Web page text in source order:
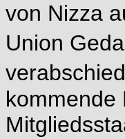
von Nizza
Union
kommende